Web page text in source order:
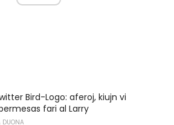
Bird-Logo: aferoj, kiujn vi
fari al Larry
DUONA